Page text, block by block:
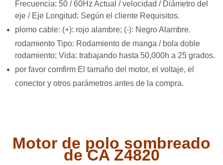
Frecuencia: 50 / 60Hz Actual / velocidad / Diámetro del
eje / Eje Longitud: Según el cliente Requisitos.
plomo cable: (+): rojo alambre; (-): Negro Alambre.
rodamiento Tipo: Rodamiento de manga / bola doble
rodamiento; Vida: trabajando hasta 50,000h a 25 grados.
por favor comfirm El tamaño del motor, el voltaje, el
conector y otros parámetros antes de la compra.
Motor de polo sombreado
de CA Z4820